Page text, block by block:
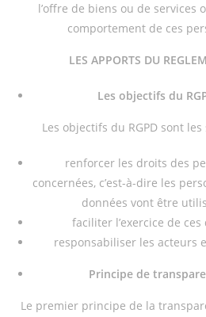
l’offre de biens ou de services
comportement de ces
LES APPORTS DU
Les objectifs du
Les objectifs du RGPD sont
renforcer les droits des
concernées, c’est-à-dire les
données vont être
faciliter l’exercice de ces
responsabiliser les acteurs
Principe de
Le premier principe de la